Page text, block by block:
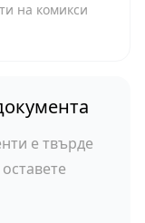
на комикси
е твърде